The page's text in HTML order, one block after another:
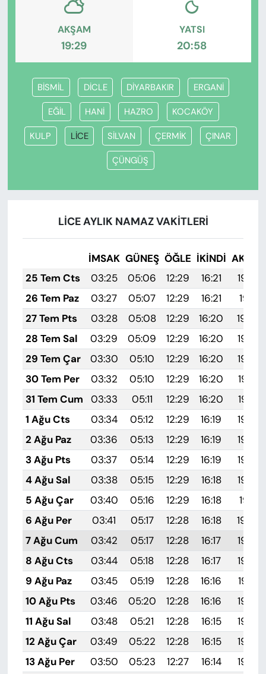
AKŞAM
19:29
YATSI
20:58
BİSMİL DİCLE DİYARBAKIR ERGANİ
EĞİL HANİ HAZRO KOCAKÖY
KULP LİCE SİLVAN ÇERMİK ÇINAR
ÇÜNGÜŞ
LİCE AYLIK NAMAZ VAKITLERI
İMSAK GÜNEŞ ÖĞLE İKINDI
25 Tem Cts
03:25 05:06 12:29 16:21
19:42
26 Tem Paz
03:27 05:07 12:29 16:21
19:41
27 Tem Pts
03:28 05:08 12:29 16:20
19:40
28 Tem Sal
03:29 05:09 12:29 16:20
19:39
29 Tem Çar
03:30 05:10 12:29 16:20
19:38
30 Tem Per
03:32 05:10 12:29 16:20
19:37
31 Tem Cum
03:33 05:11 12:29 16:20
19:37
1 Ağu Cts
03:34 05:12 12:29 16:19
19:36
2 Ağu Paz
03:36 05:13 12:29 16:19
19:35
3 Ağu Pts
03:37 05:14 12:29 16:19
19:34
4 Ağu Sal
03:38 05:15 12:29 16:18
19:32
5 Ağu Çar
03:40 05:16 12:29 16:18
19:31
6 Ağu Per
03:41 05:17 12:28 16:18
19:30
7 Ağu Cum
03:42 05:17 12:28 16:17
19:29
8 Ağu Cts
03:44 05:18 12:28 16:17
19:28
9 Ağu Paz
03:45 05:19 12:28 16:16
19:27
10 Ağu Pts
03:46 05:20 12:28 16:16
19:26
11 Ağu Sal
03:48 05:21 12:28 16:15
19:25
12 Ağu Çar
03:49 05:22 12:28 16:15
19:23
13 Ağu Per
03:50 05:23 12:27 16:14
19:22
VAN VE DİYARBAKIR HABERLERİ